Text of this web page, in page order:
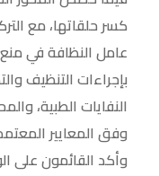
كسر حلقاتها، مع
عامل النظافة في منع
بإجراءات التنظيف
النفايات الطبية،
وفق المعايير
وأكد القائمون على